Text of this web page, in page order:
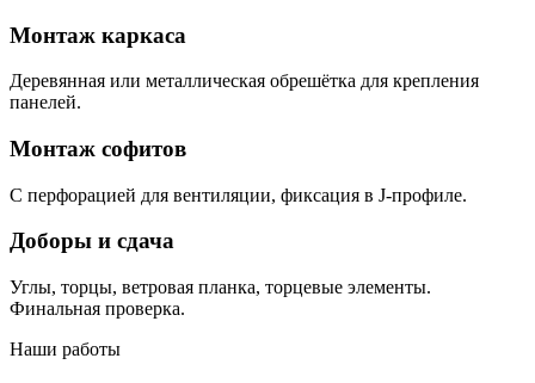
Монтаж каркаса
Деревянная или металлическая обрешётка для крепления
панелей.
Монтаж софитов
С перфорацией для вентиляции, фиксация в J-профиле.
Доборы и сдача
Углы, торцы, ветровая планка, торцевые элементы.
Финальная проверка.
Наши работы